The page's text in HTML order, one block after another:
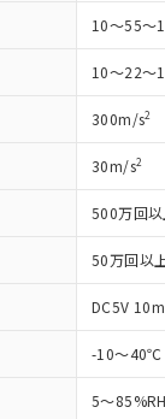
10～55～
10～22～
300m/s2
30m/s2
500万回
50万回以
DC5V
-10～40℃
5～85%RH
れた時点での実際
格とは異なる場合
ください。
な納期状況および
お取引先、または
ン制御機器販売店
談ください。
ロン制御機器販売
販売ネットワーク
い。
状況および標準価
の承諾なく第三者
ないようお願いし
パーツ機能（部品
）をご利用いただ
バーズにご登録さ
以下、 水銀(Hg)
以下、
以下、ポリ臭化ジ
以下、フタル酸ビ
別名：DOP) 1000ppm以
BBP） 1000ppm以下、
以下、フタル酸ジ
令で産業用監視および
テル類の４物質について
ないことを確認していま
切り替え状況など
ることがあります。
、 Hg(水銀) :
ロム) : 1000ppm、
、 PBDEs(ポリ臭
ジブチル) : 1000ppm、
、
酸ビス(2-エチルヘキシ
保護使用期限
であることを示しま
常の使用状況下に
漏えいし、環境に
年数を意味します。
府の輸出許可(また
を取得するなどの
す。
は規制貨物を破棄
破砕するなど、違
う必要な手段を講
は貴社製品を、核兵
化学兵器、生物兵
並びにこれらの製
は、貴社製品を第
は、上記1、2およ
三者に通知します
先および販売に係
輸出するおそれが
きをいたしません。
一定数以上の在庫
一定数には満たな
いては、お客様の
たはお客様担当の
機器販売店・当社
認ください)
受注生産機種、ま
情報を公開してい